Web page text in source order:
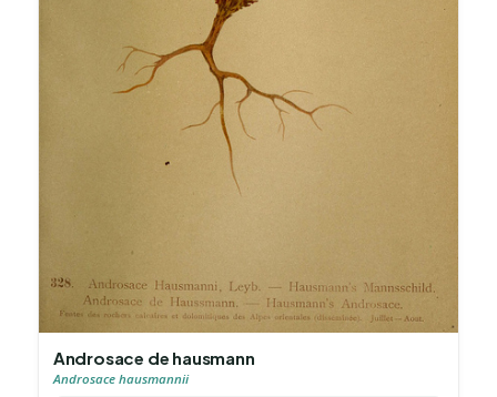
Androsace de hausmann
Androsace hausmannii